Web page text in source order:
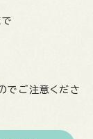
でご注意くださ